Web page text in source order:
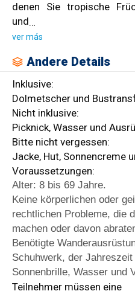
denen Sie tropische
und…
ver más
Andere Details
Inklusive:
Dolmetscher und
Nicht inklusive:
Picknick, Wasser und
Bitte nicht vergessen:
Jacke, Hut, Sonnencreme
Voraussetzungen:
Alter: 8 bis 69 Jahre.
Keine körperlichen oder
rechtlichen Probleme, die
machen oder davon
Benötigte
Schuhwerk, der
Sonnenbrille, Wasser und
Teilnehmer müssen eine